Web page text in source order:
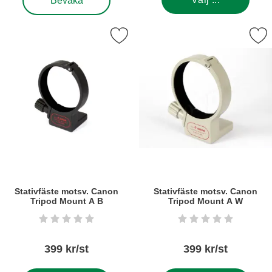
Stativfäste motsv. Canon
Tripod Mount A B
Art. nr5257 Betyg: 0 stjärnor av 5
399 kr/st
stativfäste motsv. Canon Tripod Mount A B som favorit
Stativfäste motsv. Canon
Tripod Mount A W
Art. nr5174 Betyg: 0 stjärnor
399 kr/st
Markera stativfäste motsv. Canon